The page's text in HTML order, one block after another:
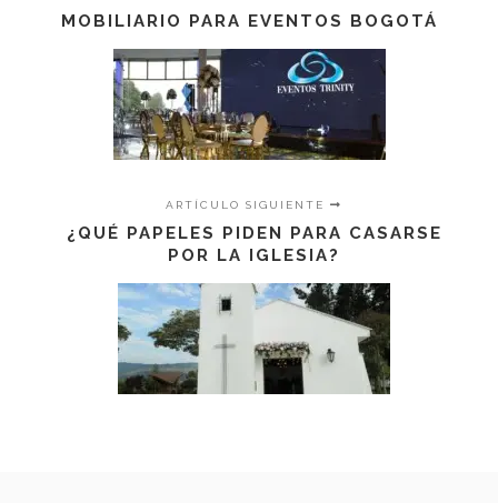
MOBILIARIO PARA EVENTOS BOGOTÁ
ARTÍCULO SIGUIENTE
¿QUÉ PAPELES PIDEN PARA CASARSE
POR LA IGLESIA?